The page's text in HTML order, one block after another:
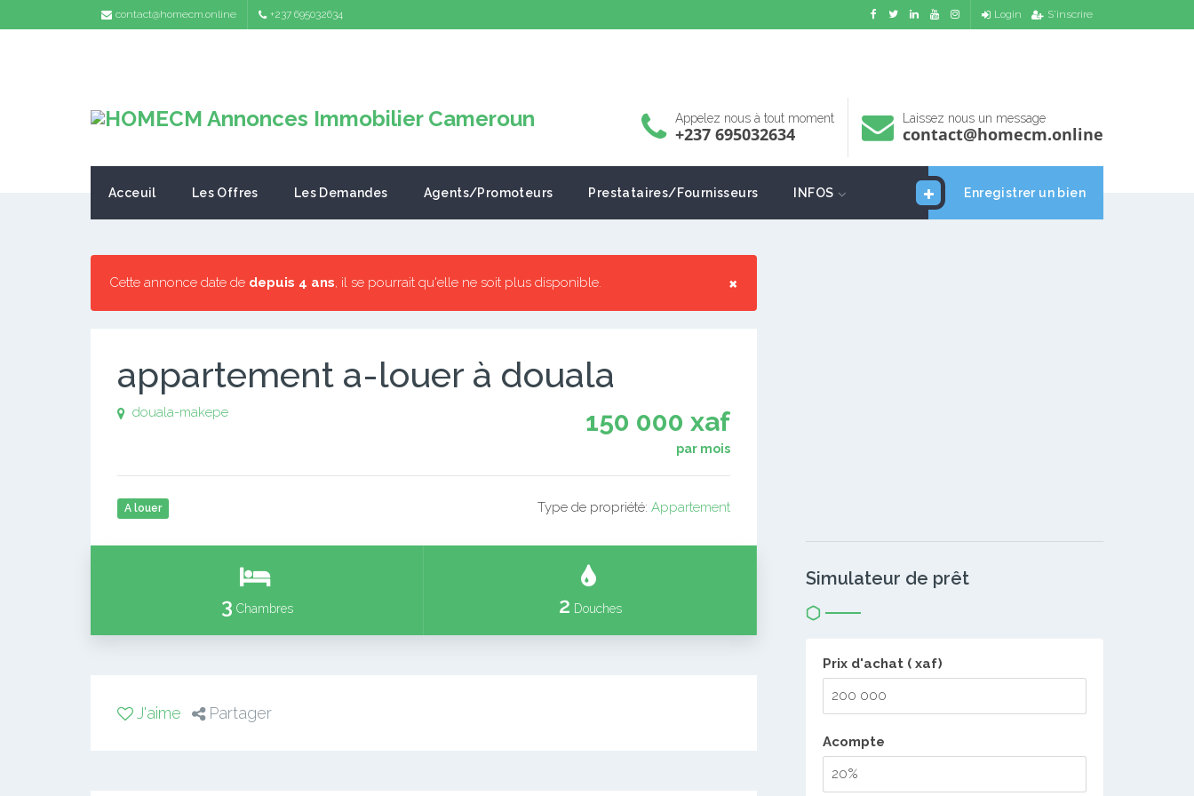
contact@homecm.online +237 695032634 Login S'inscrire
Appelez nous à tout moment
+237 695032634
Laissez nous un message
contact@homecm.online
Enregistrer un bien
Acceuil Les Offres Les Demandes Agents/Promoteurs Prestataires/Fournisseurs INFOS
×
Cette annonce date de depuis 4 ans, il se pourrait qu'elle ne soit plus disponible.
appartement a-louer à douala
150 000 xaf
par mois
douala-makepe
A louer Type de propriété: Appartement
3 Chambres 2 Douches
J'aime Partager
Simulateur de prêt
Prix d'achat ( xaf)
Acompte